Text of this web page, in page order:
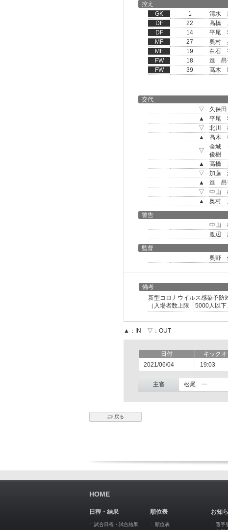
控え
GK
1
清水
DF
22
高橋
DF
14
平尾
MF
27
奥村
MF
19
白石
FW
18
進 昂
FW
39 髙木
交代
▽
久保
▲
平尾
▽
北川
▲
髙木
▽
金城
俊樹
▲
高橋
▽
加藤
▲
進 昂
▽
中山
▲
奥村
警告
中山
渡辺
監督
奥野
備考
新型コロナウイルス感染予防
（入場者数上限「5000人以
▲：IN ▽：OUT
日付 キックオ
2021/06/04
19:03
主審 松尾 一
戻る
HOME
日程・結果
試合日程・試合結果
順位表
順位表
お知
選手